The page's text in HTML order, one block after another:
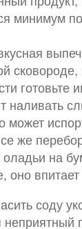
минимум
сковороде,
готовьте
наливать
может
же
на
оно
соду
неприятный